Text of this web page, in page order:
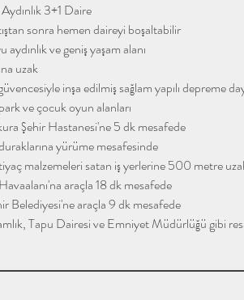
3+1 Daire
sonra hemen daireyi boşaltabilir
aydınlık ve geniş yaşam alanı
uzak
inşa edilmiş sağlam yapılı depreme
ve çocuk oyun alanları
Şehir Hastanesi'ne 5 dk mesafede
yürüme mesafesinde
malzemeleri satan iş yerlerine 500 metre
araçla 18 dk mesafede
Belediyesi'ne araçla 9 dk mesafede
Tapu Dairesi ve Emniyet Müdürlüğü gibi